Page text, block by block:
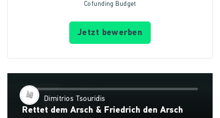
Cofunding Budget
Jetzt bewerben
Dimitrios Tsouridis
Rettet dem Arsch & Friedrich den Arsch